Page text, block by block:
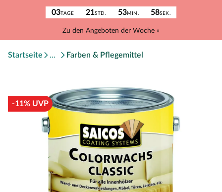
03TAGE 21STD. 53MIN. 58SEK.
Zu den Angeboten der Woche »
Startseite Farben & Pflegemittel
-11% UVP